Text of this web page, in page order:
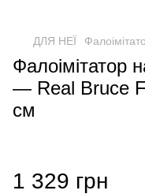
ДЛЯ НЕЇ
Фалоімітатор
— Real Bruce
см
1 329 грн